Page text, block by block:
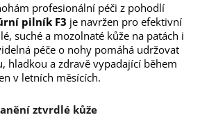
profesionální péči z pohodlí
pilník F3 je navržen pro efektivní
suché a mozolnaté kůže na patách i
péče o nohy pomáhá udržovat
hladkou a zdravě vypadající během
v letních měsících.
ztvrdlé kůže